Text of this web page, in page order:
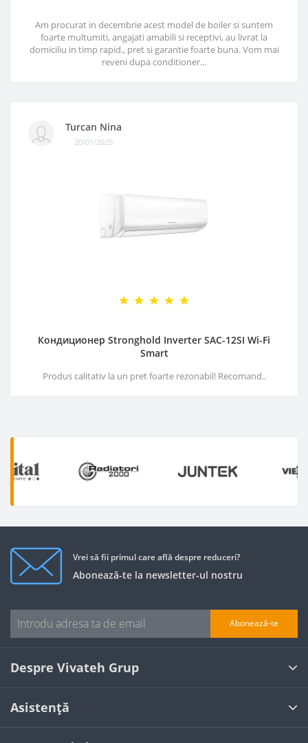
Am procurat in decembrie acest model de boiler si suntem
foarte multumiti, angajati amabili si receptivi, au livrat la
domiciliu in timp rapid., pret si garantie foarte buna. Vom mai
reveni dupa conditioner...
Turcan Nina
20/01/2025
Кондиционер Stronghold Inverter SAC-12SI Wi-Fi
Smart
Produs calitativ la un pret foarte rezonabil! Recomand..
Vrei să fii primul care află despre reduceri?
Abonează-te la newsletter-ul nostru
Abonează-te
Despre Vivateh Grup
Asistență